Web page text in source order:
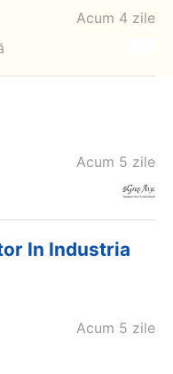
Acum 4 zile
Acum 5 zile
In Industria
Acum 5 zile